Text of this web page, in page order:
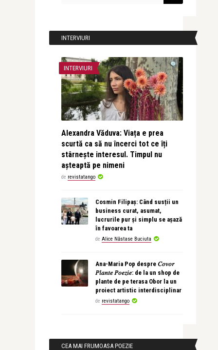
INTERVIURI
INTERVIURI
Alexandra Văduva: Viața e prea
scurtă ca să nu încerci tot ce îți
stârnește interesul. Timpul nu
așteaptă pe nimeni
de revistatango
Cosmin Filipaș: Când susții un
business curat, asumat,
lucrurile pur și simplu se așază
în favoarea ta
de Alice Năstase Buciuta
Ana-Maria Pop despre 𝐶𝑜𝑣𝑜𝑟
𝑃𝑙𝑎𝑛𝑡𝑒 𝑃𝑜𝑒𝑧𝑖𝑒: de la un shop de
plante de pe terasa Obor la un
proiect artistic interdisciplinar
de revistatango
CEA MAI FRUMOASA POEZIE